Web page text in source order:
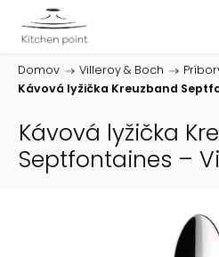
Domov / Villeroy & Boch /
Kávová lyžička Kreuzband
Kávová lyžička
Septfontaines –